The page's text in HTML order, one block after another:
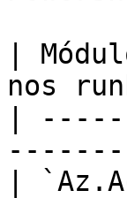
|
nos
|
|